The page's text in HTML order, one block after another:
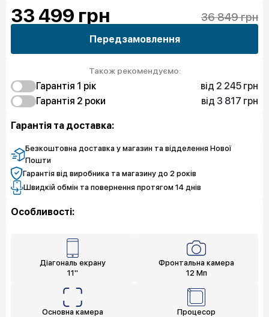
33 499 грн 36 849 грн
Передзамовлення
Також рекомендуємо:
Гарантія 1 рiк
від 2 245 грн
Захист від браку
2 245 грн
Гарантія 2 роки
від 3 817 грн
Захист екрана
Гарантія та доставка:
Безкоштовна доставка у магазин та відделення Нової
Пошти
Гарантія від виробника та магазину до 2 років
Швидкій обмін та повернення протягом 14 днів
Особливості:
Діагональ екрану
11"
Фронтальна камера
12 Мп
Основна камера
Процесор